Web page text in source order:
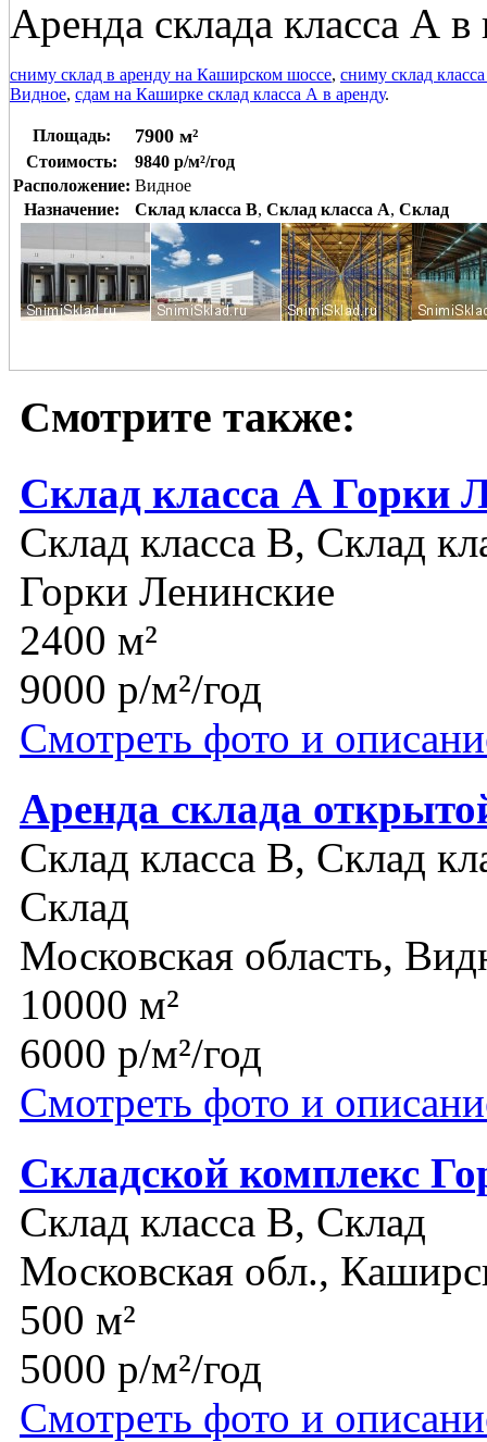
Аренда склада класса А в
сниму склад в аренду на Каширском шоссе, сниму склад
Видное, сдам на Каширке склад класса А в аренду.
Площадь: 7900 м²
Стоимость:
9840 р/м²/год
Расположение: Видное
Назначение:
Склад класса B, Склад класса A, Склад
Смотрите также:
Склад класса А Горки
Склад класса B, Склад
Горки Ленинские
2400 м²
9000 р/м²/год
Смотреть фото и
Аренда склада
Склад класса B, Склад
Склад
Московская область,
10000 м²
6000 р/м²/год
Смотреть фото и
Складской комплекс
Склад класса B, Склад
Московская обл.,
500 м²
5000 р/м²/год
Смотреть фото и